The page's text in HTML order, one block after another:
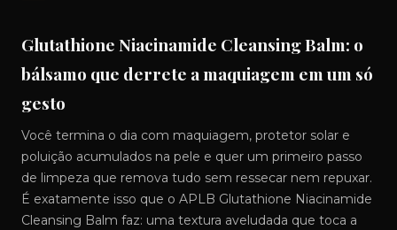
Glutathione Niacinamide Cleansing Balm: o
bálsamo que derrete a maquiagem em um só
gesto
Você termina o dia com maquiagem, protetor solar e
poluição acumulados na pele e quer um primeiro passo
de limpeza que remova tudo sem ressecar nem repuxar.
É exatamente isso que o APLB Glutathione Niacinamide
Cleansing Balm faz: uma textura aveludada que toca a